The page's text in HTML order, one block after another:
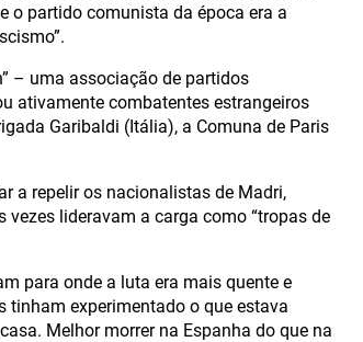
o partido comunista da época era a
– uma associação de partidos
ativamente combatentes estrangeiros
Garibaldi (Itália), a Comuna de Paris
a repelir os nacionalistas de Madri,
lideravam a carga como “tropas de
para onde a luta era mais quente e
tinham experimentado o que estava
Melhor morrer na Espanha do que na